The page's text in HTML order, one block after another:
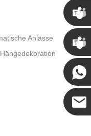
Anlässe
Chris
Kenny